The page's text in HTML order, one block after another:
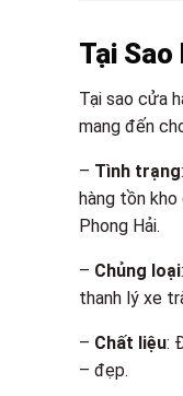
Tại Sao
Tại sao cửa
mang đến
– Tình trạng
hàng tồn
Phong Hải.
– Chủng loại
thanh lý xe
– Chất liệu:
– đẹp.